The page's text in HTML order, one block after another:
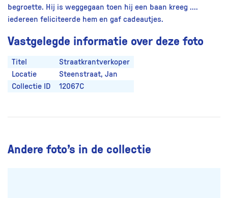
begroette. Hij is weggegaan toen hij een baan kreeg ....
iedereen feliciteerde hem en gaf cadeautjes.
Vastgelegde informatie over deze foto
Titel
Straatkrantverkoper
Locatie
Steenstraat, Jan
Collectie ID
12067C
Andere foto’s in de collectie